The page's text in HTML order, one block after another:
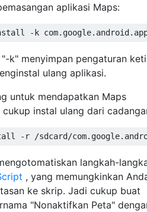
aplikasi Maps:
k" menyimpan pengaturan
ulang aplikasi.
untuk mendapatkan Maps
cukup instal ulang dari
langkah-
, yang memungkinkan
ke skrip. Jadi cukup buat
"Nonaktifkan Peta"